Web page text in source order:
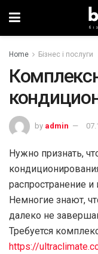
Home Бізнес і послуги
by admin
Нужно признать,
распространение
Немногие знают,
далеко не
Требуется
https://